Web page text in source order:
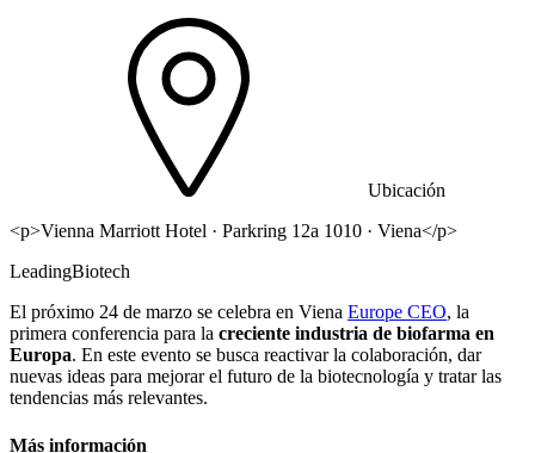
Ubicación
<p>Vienna Marriott Hotel · Parkring 12a 1010 · Viena</p>
LeadingBiotech
El próximo 24 de marzo se celebra en Viena Europe CEO, la
primera conferencia para la creciente industria de biofarma en
Europa. En este evento se busca reactivar la colaboración, dar
nuevas ideas para mejorar el futuro de la biotecnología y tratar las
tendencias más relevantes.
Más información